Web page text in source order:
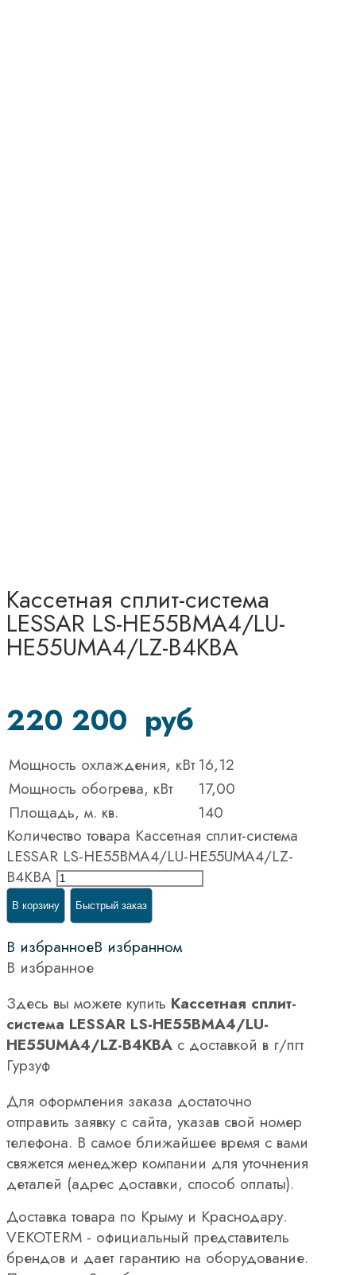
Кассетная сплит-система
LESSAR LS-HE55BMA4/LU-
HE55UMA4/LZ-B4KBA
220 200 руб
Мощность охлаждения, кВт 16,12
Мощность обогрева, кВт
17,00
Площадь, м. кв.
140
Количество товара Кассетная сплит-система
LESSAR LS-HE55BMA4/LU-HE55UMA4/LZ-
B4KBA
В корзину Быстрый заказ
В избранноеВ избранном
В избранное
Здесь вы можете купить Кассетная сплит-
система LESSAR LS-HE55BMA4/LU-
HE55UMA4/LZ-B4KBA с доставкой в г/пгт
Гурзуф
Для оформления заказа достаточно
отправить заявку с сайта, указав свой номер
телефона. В самое ближайшее время с вами
свяжется менеджер компании для уточнения
деталей (адрес доставки, способ оплаты).
Доставка товара по Крыму и Краснодару.
VEKOTERM - официальный представитель
брендов и дает гарантию на оборудование.